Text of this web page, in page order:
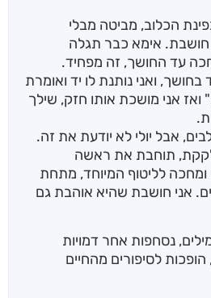
הכלוב, מביטה מבלי
אימא כבר תגלה
עד החושך, זה מפחיד.
ואני נותנת לו יד ואומרת
ואז אני מושכת אותו חזק, שילך
אבל יולי לא יודעת את זה.
תוחבת את ראשה
לליטוף המיוחד, מתחת
אני חושבת שהיא אוהבת גם
נסחפות אחר דמויות
לסיפורים מהחיים